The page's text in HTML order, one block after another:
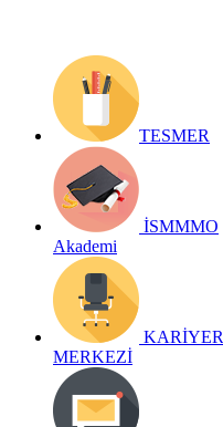
TESMER
İSMMMO
Akademi
KARİYER
MERKEZİ